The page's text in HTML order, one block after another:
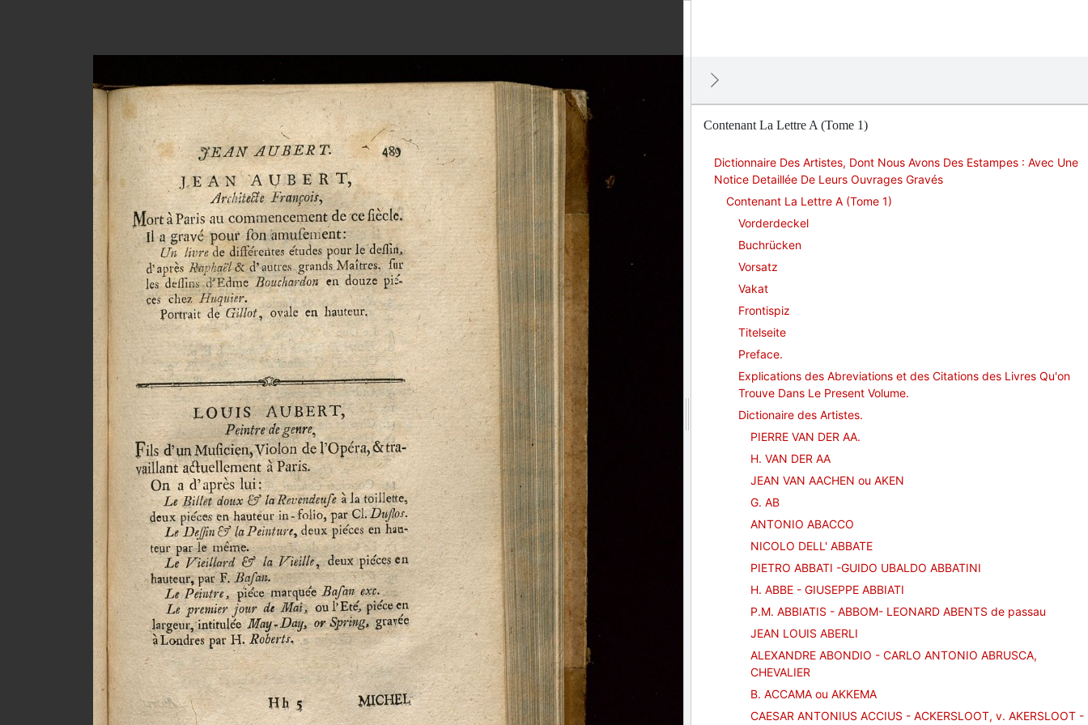
Contenant La Lettre A (Tome 1)
Dictionnaire Des Artistes, Dont Nous Avons Des Estampes : Avec Une
Notice Detaillée De Leurs Ouvrages Gravés
Contenant La Lettre A (Tome 1)
Vorderdeckel
Buchrücken
Vorsatz
Vakat
Frontispiz
Titelseite
Preface.
Explications des Abreviations et des Citations des Livres Qu'on
Trouve Dans Le Present Volume.
Dictionaire des Artistes.
PIERRE VAN DER AA.
H. VAN DER AA
JEAN VAN AACHEN ou AKEN
G. AB
ANTONIO ABACCO
NICOLO DELL' ABBATE
PIETRO ABBATI -GUIDO UBALDO ABBATINI
H. ABBE - GIUSEPPE ABBIATI
P.M. ABBIATIS - ABBOM- LEONARD ABENTS de passau
JEAN LOUIS ABERLI
ALEXANDRE ABONDIO - CARLO ANTONIO ABRUSCA,
CHEVALIER
B. ACCAMA ou AKKEMA
CAESAR ANTONIUS ACCIUS - ACKERSLOOT, v. AKERSLOOT -